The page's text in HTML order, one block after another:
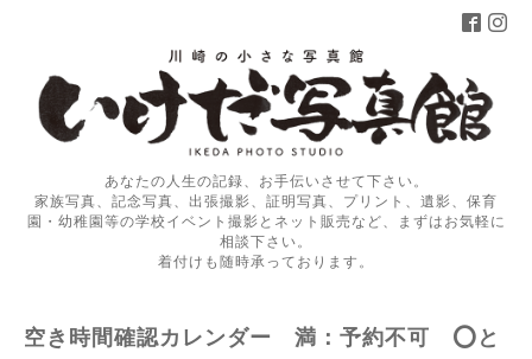
あなたの人生の記録、お手伝いさせて下さい。
家族写真、記念写真、出張撮影、証明写真、プリント、遺影、保育
園・幼稚園等の学校イベント撮影とネット販売など、まずはお気軽に
相談下さい。
着付けも随時承っております。
空き時間確認カレンダー 満：予約不可 ⭕️と